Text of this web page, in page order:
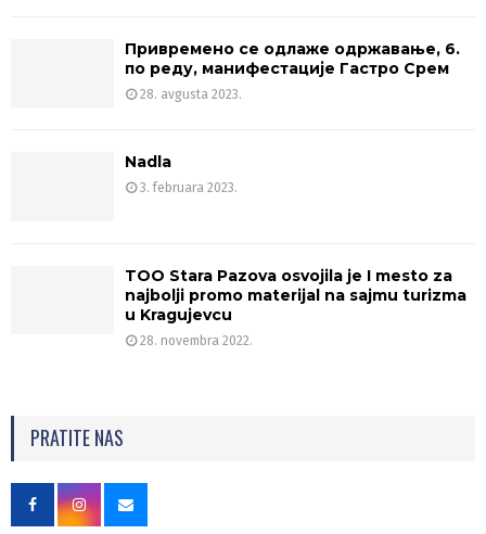
Привремено се одлаже одржавање, 6.
по реду, манифестације Гастро Срем
28. avgusta 2023.
Nadla
3. februara 2023.
TOO Stara Pazova osvojila je I mesto za
najbolji promo materijal na sajmu turizma
u Kragujevcu
28. novembra 2022.
PRATITE NAS